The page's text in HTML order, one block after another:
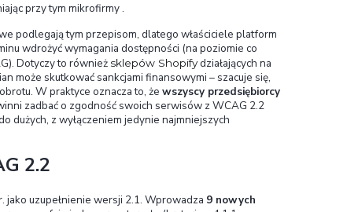
Olszewski
WCAG 2.2 i kontekst prawny